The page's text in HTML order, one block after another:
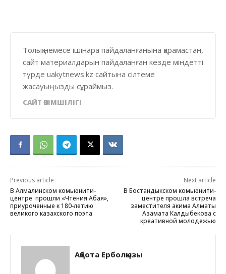
Толық немесе ішінара пайдаланғанына қарамастан,
сайт материалдарын пайдаланған кезде міндетті
түрде uakytnews.kz сайтына сілтеме
жасауыңызды сұраймыз.
САЙТ ӘКІМШІЛІГІ
Previous article
В Алмалинском комьюнити-
центре прошли «Чтения Абая»,
приуроченные к 180-летию
великого казахского поэта
Next article
В Бостандыкском комьюнити-
центре прошла встреча
заместителя акима Алматы
Азамата Калдыбекова с
креативной молодежью
Ақбота Ерболқызы